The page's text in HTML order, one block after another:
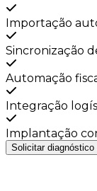
Importação
Sincronização
Automação
Integração
Implantação
Solicitar diagnóstico